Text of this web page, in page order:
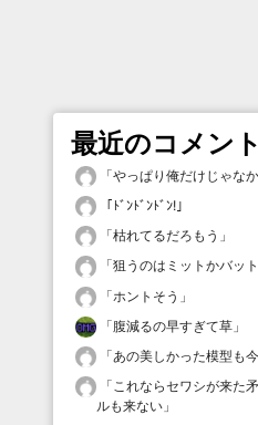
最近のコメント
「やっぱり俺だけじゃな
「 ﾄﾞﾝﾄﾞﾝﾄﾞﾝ! 」
「枯れてるだろもう 」
「狙うのはミットかバッ
「ホントそう 」
「腹減るの早すぎて草 」
「あの美しかった模型も
「これならセワシが来た
ルも来ない 」